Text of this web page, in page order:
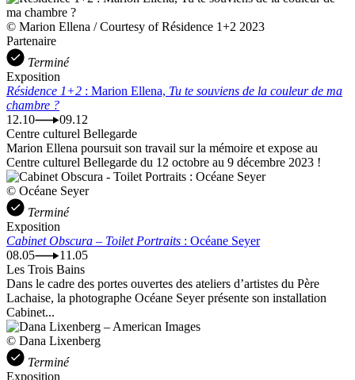
© Marion Ellena / Courtesy of Résidence 1+2 2023
Partenaire
Terminé
Exposition
Résidence 1+2 : Marion Ellena, Tu te souviens de la couleur de ma
chambre ?
12.10
09.12
Centre culturel Bellegarde
Marion Ellena poursuit son travail sur la mémoire et expose au
Centre culturel Bellegarde du 12 octobre au 9 décembre 2023 !
© Océane Seyer
Terminé
Exposition
Cabinet Obscura – Toilet Portraits : Océane Seyer
08.05
11.05
Les Trois Bains
Dans le cadre des portes ouvertes des ateliers d’artistes du Père
Lachaise, la photographe Océane Seyer présente son installation
Cabinet...
© Dana Lixenberg
Terminé
Exposition